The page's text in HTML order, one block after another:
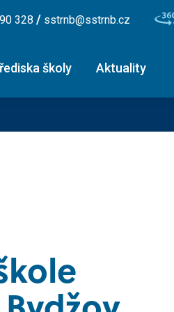
školy Aktuality
328 / sstrnb@sstrnb.cz